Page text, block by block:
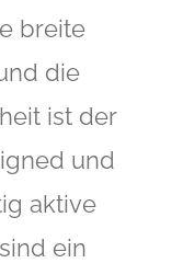
breite
die
ist der
und
aktive
ein